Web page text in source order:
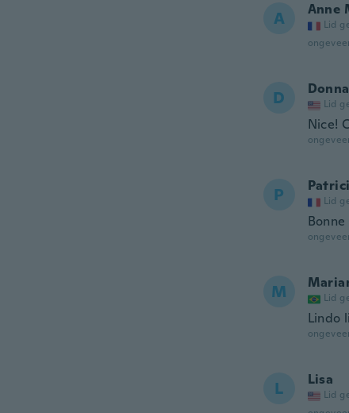
A Anne
Lid
D Donna
Lid
Nice!
P Lid
M Lid
Lindo
L Lisa
Lid